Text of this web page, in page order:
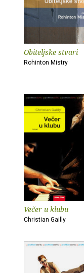
Obiteljske stvari
Rohinton Mistry
Večer u klubu
Christian Gailly